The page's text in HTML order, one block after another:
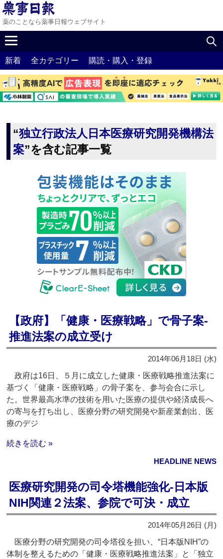
薬のことなら薬事日報ウェブサイト
新着 全カテゴリー 購読・購入・登録
“独立行政法人日本医療研究開発機構法
案”を含む記事一覧
【政府】「健康・医療戦略」で骨子案‐
推進法案の成立受け
2014年06月18日 (水)
政府は16日、５月に成立した健康・医療戦略推進法案に
基づく「健康・医療戦略」の骨子案を、参与会合に示し
た。世界最高水準の技術を用いた医療の提供や経済成長へ
の寄与を打ち出し、医療分野の研究開発や新産業創出、医
療のデジ
続きを読む »
HEADLINE NEWS
医療研究開発の司令塔機能強化‐日本版
NIH関連２法案、参院で可決・成立
2014年05月26日 (月)
医療分野の研究開発の司令塔役を担い、“日本版NIH”の
体制を整えるための「健康・医療戦略推進法案」と「独立